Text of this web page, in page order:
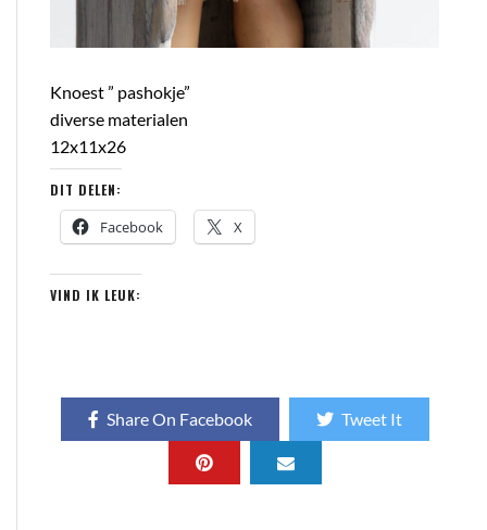
Knoest ” pashokje”
diverse materialen
12x11x26
DIT DELEN:
Facebook X
VIND IK LEUK:
Share On Facebook Tweet It